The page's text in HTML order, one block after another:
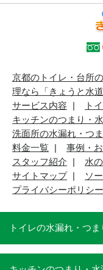
京都のトイレ・台所
理なら「きょうと水道
サービス内容
ト
キッチンのつまり・
洗面所の水漏れ・つ
料金一覧
事例・
スタッフ紹介
水
サイトマップ
ソ
プライバシーポリシー
トイレの水漏れ・つ